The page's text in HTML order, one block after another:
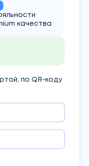
качества
по QR-коду